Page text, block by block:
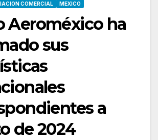
COMERCIAL MEXICO
Aeroméxico ha
sus
a
de 2024